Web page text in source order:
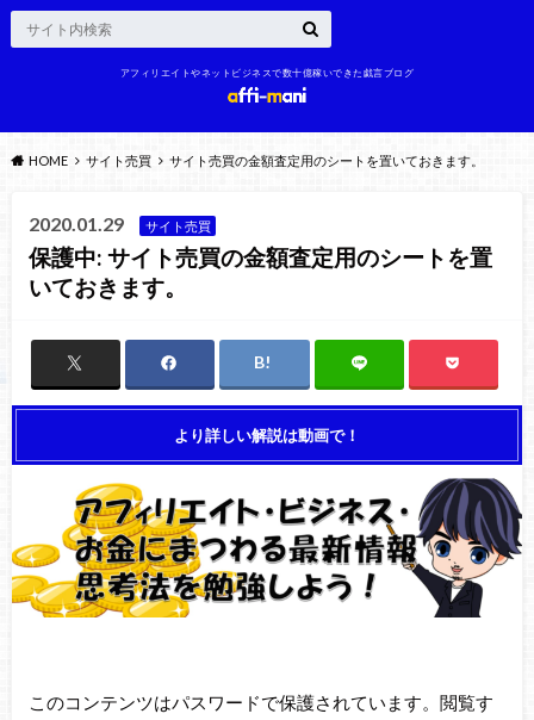
アフィリエイトやネットビジネスで数十億稼いできた戯言ブログ
HOME サイト売買 サイト売買の金額査定用のシートを置いておきます。
2020.01.29 サイト売買
保護中: サイト売買の金額査定用のシートを置
いておきます。
より詳しい解説は動画で！
このコンテンツはパスワードで保護されています。閲覧す